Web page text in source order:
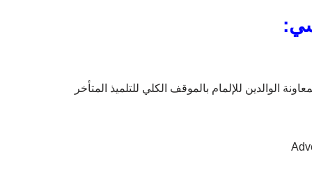
الوالدين للإلمام بالموقف الكلي للتلميذ المتأخر